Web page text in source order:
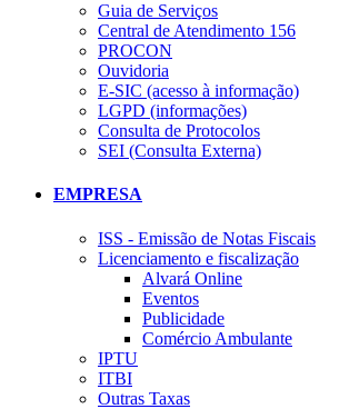
Guia de Serviços
Central de Atendimento 156
PROCON
Ouvidoria
E-SIC (acesso à informação)
LGPD (informações)
Consulta de Protocolos
SEI (Consulta Externa)
EMPRESA
ISS - Emissão de Notas Fiscais
Licenciamento e fiscalização
Alvará Online
Eventos
Publicidade
Comércio Ambulante
IPTU
ITBI
Outras Taxas